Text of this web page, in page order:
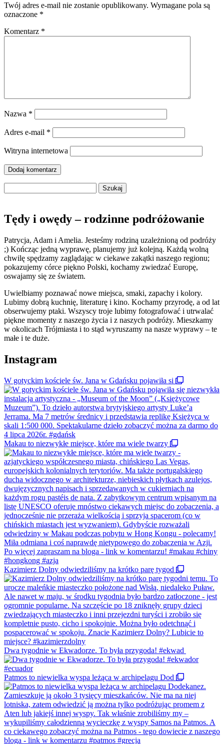
Twój adres e-mail nie zostanie opublikowany. Wymagane pola są
oznaczone *
Komentarz *
Nazwa *
Adres e-mail *
Witryna internetowa
Tędy i owędy – rodzinne podróżowanie
Patrycja, Adam i Amelia. Jesteśmy rodziną uzależnioną od podróży
;) Kończąc jedną wyprawę, planujemy już kolejną. Każdą wolną
chwilę spędzamy zaglądając w ciekawe zakątki naszego regionu;
pokazujemy córce piękno Polski, kochamy zwiedzać Europę,
oswajamy się ze światem.
Uwielbiamy poznawać nowe miejsca, smaki, zapachy i kolory.
Lubimy dobrą kuchnię, literaturę i kino. Kochamy przyrodę, a od lat
obserwujemy ptaki. Wszyscy troje lubimy fotografować i utrwalać
piękne momenty z naszego życia i z naszych podróży. Mieszkamy
w okolicach Trójmiasta i to stąd wyruszamy na nasze wyprawy – te
małe i te duże.
Instagram
W gotyckim kościele św. Jana w Gdańsku pojawiła si
Makau to niezwykłe miejsce, które ma wiele twarzy
Kazimierz Dolny odwiedziliśmy na krótko parę tygod
Dwa tygodnie w Ekwadorze. To była przygoda! #ekwad
Patmos to niewielka wyspa leżąca w archipelagu Dod